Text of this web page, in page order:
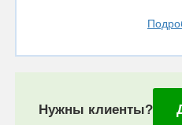
Нужны клиенты?